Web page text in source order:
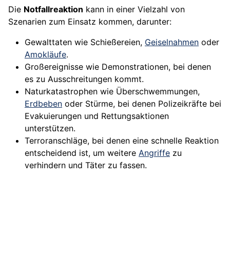
Die Notfallreaktion kann in einer Vielzahl von
Szenarien zum Einsatz kommen, darunter:
Gewalttaten wie Schießereien, Geiselnahmen oder
Amokläufe.
Großereignisse wie Demonstrationen, bei denen
es zu Ausschreitungen kommt.
Naturkatastrophen wie Überschwemmungen,
Erdbeben oder Stürme, bei denen Polizeikräfte bei
Evakuierungen und Rettungsaktionen
unterstützen.
Terroranschläge, bei denen eine schnelle Reaktion
entscheidend ist, um weitere Angriffe zu
verhindern und Täter zu fassen.